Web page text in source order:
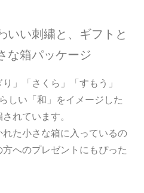
いい刺繍と、ギフトと
な箱パッケージ
」「さくら」「すもう」
しい「和」をイメージした
れています。
た小さな箱に入っているの
へのプレゼントにもぴった